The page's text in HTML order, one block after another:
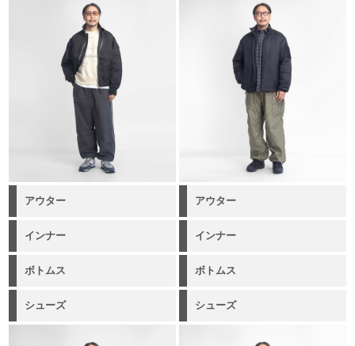
アウター アウター
インナー インナー
ボトムス ボトムス
シューズ シューズ